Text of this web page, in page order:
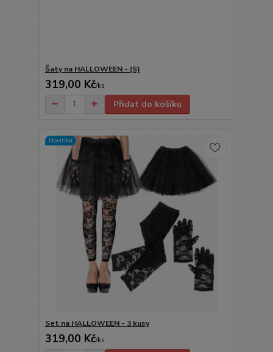
Šaty na HALLOWEEN - (S)
319,00 Kč/ks
Přidat do košíku
Novinka
Set na HALLOWEEN - 3 kusy
319,00 Kč/ks